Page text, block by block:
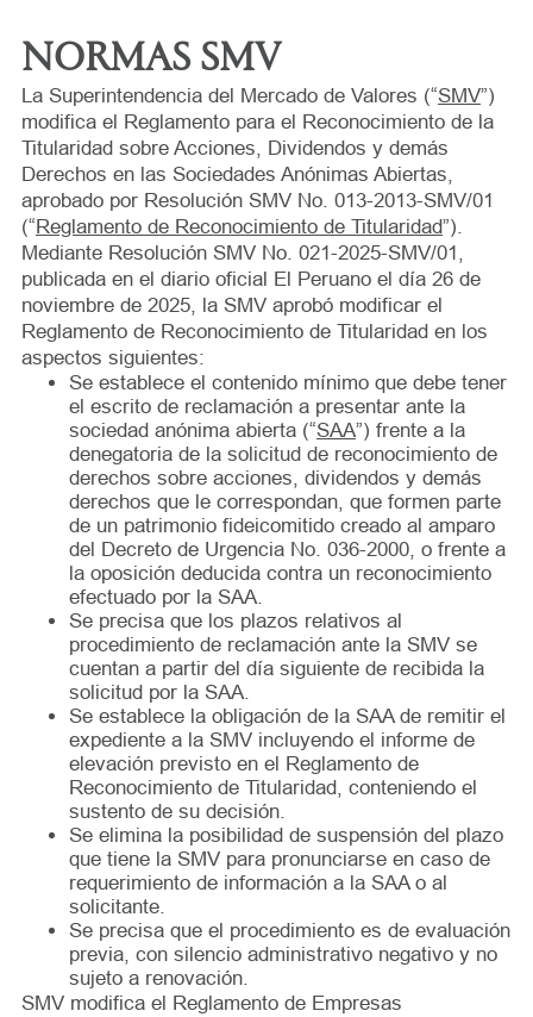
NORMAS SMV
La Superintendencia del Mercado de Valores (“SMV”)
modifica el Reglamento para el Reconocimiento de la
Titularidad sobre Acciones, Dividendos y demás
Derechos en las Sociedades Anónimas Abiertas,
aprobado por Resolución SMV No. 013-2013-SMV/01
(“Reglamento de Reconocimiento de Titularidad”).
Mediante Resolución SMV No. 021-2025-SMV/01,
publicada en el diario oficial El Peruano el día 26 de
noviembre de 2025, la SMV aprobó modificar el
Reglamento de Reconocimiento de Titularidad en los
aspectos siguientes:
Se establece el contenido mínimo que debe tener
el escrito de reclamación a presentar ante la
sociedad anónima abierta (“SAA”) frente a la
denegatoria de la solicitud de reconocimiento de
derechos sobre acciones, dividendos y demás
derechos que le correspondan, que formen parte
de un patrimonio fideicomitido creado al amparo
del Decreto de Urgencia No. 036-2000, o frente a
la oposición deducida contra un reconocimiento
efectuado por la SAA.
Se precisa que los plazos relativos al
procedimiento de reclamación ante la SMV se
cuentan a partir del día siguiente de recibida la
solicitud por la SAA.
Se establece la obligación de la SAA de remitir el
expediente a la SMV incluyendo el informe de
elevación previsto en el Reglamento de
Reconocimiento de Titularidad, conteniendo el
sustento de su decisión.
Se elimina la posibilidad de suspensión del plazo
que tiene la SMV para pronunciarse en caso de
requerimiento de información a la SAA o al
solicitante.
Se precisa que el procedimiento es de evaluación
previa, con silencio administrativo negativo y no
sujeto a renovación.
SMV modifica el Reglamento de Empresas